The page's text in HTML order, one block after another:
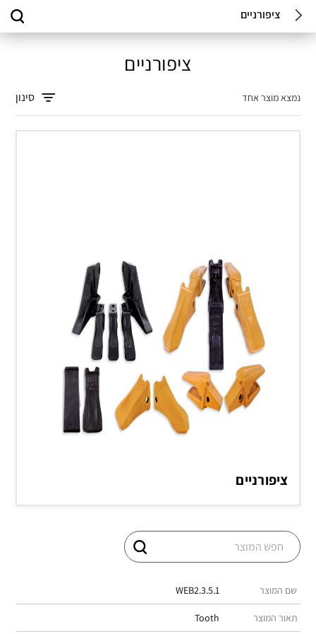
ציפורניים
ציפורניים
נמצא מוצר אחד סינון
ציפורניים
שם המוצר WEB2.3.5.1
תאור המוצר Tooth